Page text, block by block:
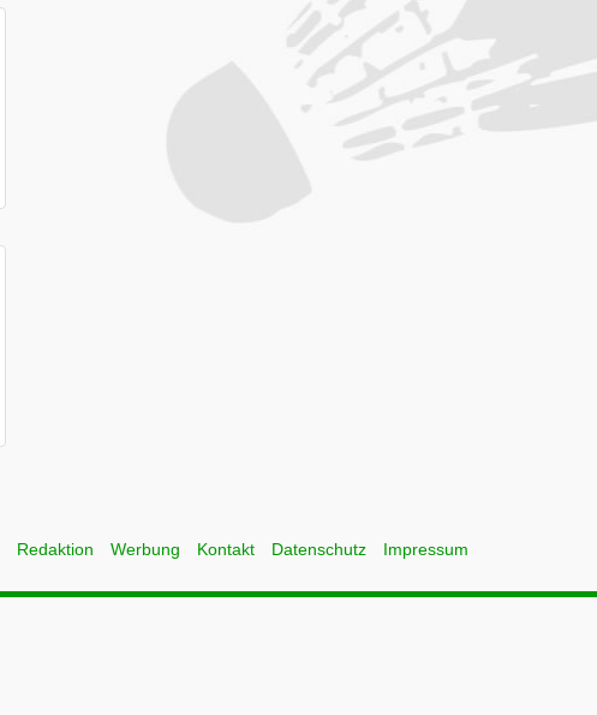
Redaktion Werbung Kontakt Datenschutz Impressum